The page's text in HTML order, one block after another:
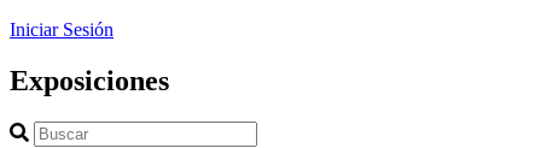
Iniciar Sesión
Exposiciones